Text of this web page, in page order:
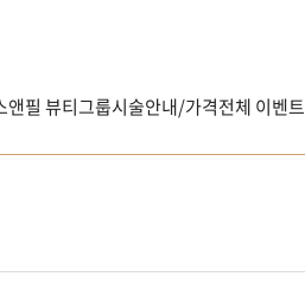
앤필 뷰티그룹시술안내/가격전체 이벤트